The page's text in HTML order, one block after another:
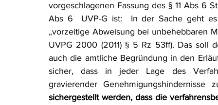
Verfahrensrecht Vergaberecht Verkehr- und
Wasserrecht RDU Umwelt-Ausgabe Erdgas
vorgeschlagenen Fassung des § 11 Abs 6
Abs 6  UVP-G ist:  In der Sache geht
„vorzeitige Abweisung bei unbehebbaren
UVPG 2000 (2011) § 5 Rz 53ff). Das soll
auch die amtliche Begründung in den
sicher, dass in jeder Lage des
gravierender
sichergestellt werden, dass die